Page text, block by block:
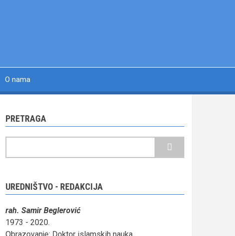
O nama
PRETRAGA
UREDNIŠTVO - REDAKCIJA
rah. Samir Beglerović
1973 - 2020.